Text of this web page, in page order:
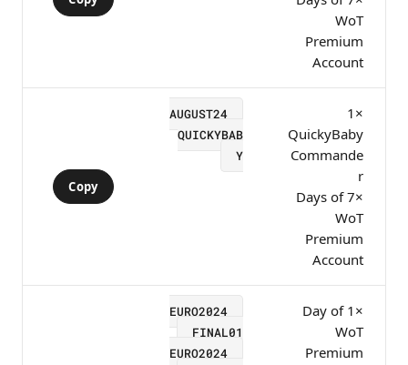
WoT
Premium
Account
×1
QuickyBaby
Commande
r
×7 Days of
WoT
Premium
Account
AUGUST24
QUICKYBAB
Y
Copy
×1 Day of
WoT
Premium
EURO2024
FINAL01
EURO2024